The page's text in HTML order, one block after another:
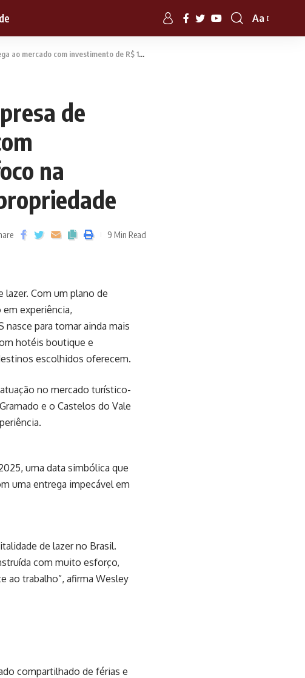
Aa
milhões e foco na experiência para timeshare e multipropriedade
de
na
9 Min Read
lazer. Com um plano de
experiência,
nasce para tornar ainda mais
hotéis boutique e
escolhidos oferecem.
no mercado turístico-
e o Castelos do Vale
uma data simbólica que
uma entrega impecável em
de lazer no Brasil.
com muito esforço,
ao trabalho”, afirma Wesley
compartilhado de férias e